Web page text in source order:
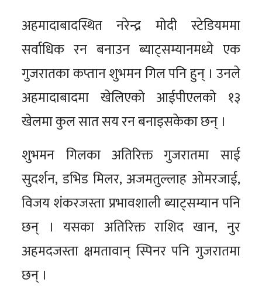
अहमादाबादस्थित नरेन्द्र मोदी स्टेडियममा
सर्वाधिक रन बनाउन ब्याट्सम्यानमध्ये एक
गुजरातका कप्तान शुभमन गिल पनि हुन् । उनले
अहमादाबादमा खेलिएको आईपीएलको १३
खेलमा कुल सात सय रन बनाइसकेका छन् ।
शुभमन गिलका अतिरिक्त गुजरातमा साई
सुदर्शन, डभिड मिलर, अजमतुल्लाह ओमरजाई,
विजय शंकरजस्ता प्रभावशाली ब्याट्सम्यान पनि
छन् । यसका अतिरिक्त राशिद खान, नुर
अहमदजस्ता क्षमतावान् स्पिनर पनि गुजरातमा
छन् ।